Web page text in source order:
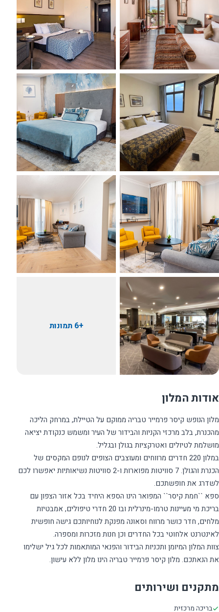
+6 תמונות
אודות המלון
מלון הנופש קיסר פרמייר טבריה ממוקם על הטיילת, במרחק הליכה
מהכנרת, בלב מרכזי הקניות והבידור של העיר ומשמש כנקודת יציאה
במלון 220 חדרים מרווחים ומעוצבים הצופים לנופם המקסים של
הכנרת והגולן. 7 סוויטות מפוארות ו-2 סוויטות נשיאותיות יאפשרו לכם
ספא ``חמת קיסר`` המפואר הינו הספא היחיד בכל אזור הצפון עם
בריכת מי מעיינות טרמו-מינרלית ובו 20 חדרי טיפולים, אמבטיות
מלחים, חדר כושר מרווח וסאונה מפנקת לנוחיותכם גישה חופשית
צוות המלון המיומן ותכניות הבידור והפנאי המותאמות לכל גיל ישלימו
את הנאתכם. מלון קיסר פרמייר טבריה הינו מלון ללא עישון.
מתקנים ושירותים
בריכה מרכזית